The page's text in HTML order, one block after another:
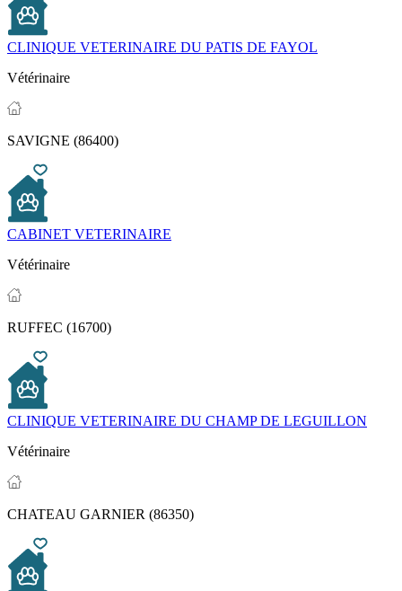
CLINIQUE VETERINAIRE DU PATIS DE FAYOL
Vétérinaire
SAVIGNE (86400)
CABINET VETERINAIRE
Vétérinaire
RUFFEC (16700)
CLINIQUE VETERINAIRE DU CHAMP DE LEGUILLON
Vétérinaire
CHATEAU GARNIER (86350)